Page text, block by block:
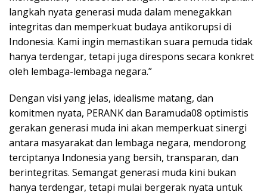
langkah nyata generasi muda dalam menegakkan
integritas dan memperkuat budaya antikorupsi di
Indonesia. Kami ingin memastikan suara pemuda tidak
hanya terdengar, tetapi juga direspons secara konkret
oleh lembaga-lembaga negara.”
Dengan visi yang jelas, idealisme matang, dan
komitmen nyata, PERANK dan Baramuda08 optimistis
gerakan generasi muda ini akan memperkuat sinergi
antara masyarakat dan lembaga negara, mendorong
terciptanya Indonesia yang bersih, transparan, dan
berintegritas. Semangat generasi muda kini bukan
hanya terdengar, tetapi mulai bergerak nyata untuk